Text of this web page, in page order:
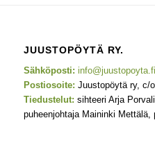
JUUSTOPÖYTÄ RY.
Sähköposti: info@juustopoyta.fi
Postiosoite: Juustopöytä ry, c/
Tiedustelut: sihteeri Arja
puheenjohtaja Maininki Mettälä,